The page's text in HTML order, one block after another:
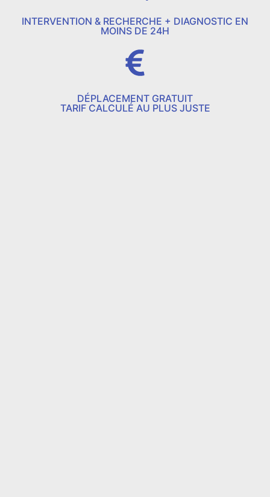
INTERVENTION & RECHERCHE + DIAGNOSTIC EN
MOINS DE 24H
DÉPLACEMENT GRATUIT
TARIF CALCULÉ AU PLUS JUSTE